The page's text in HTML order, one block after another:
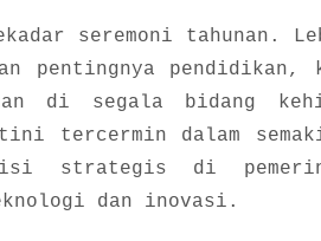
seremoni
pentingnya pendidikan,
di segala bidang
tercermin dalam
strategis di
dan inovasi.